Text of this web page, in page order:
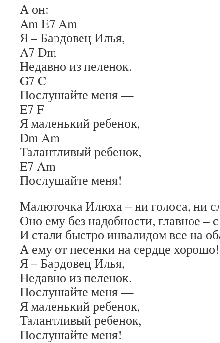
А он:
Am E7 Am
Я – Бардовец Илья,
A7 Dm
Недавно из пеленок.
G7 C
Послушайте меня —
E7 F
Я маленький ребенок,
Dm Am
Талантливый ребенок,
E7 Am
Послушайте меня!
Малюточка Илюха – ни голоса, ни
Оно ему без надобности, главное –
И стали быстро инвалидом все на
А ему от песенки на сердце хорошо!
Я – Бардовец Илья,
Недавно из пеленок.
Послушайте меня —
Я маленький ребенок,
Талантливый ребенок,
Послушайте меня!